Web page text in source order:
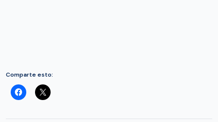
Comparte esto: